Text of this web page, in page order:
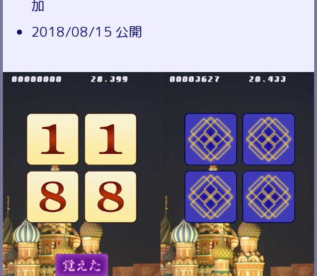
加
2018/08/15 公開